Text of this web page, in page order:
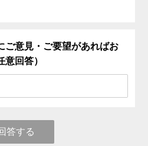
ご意見・ご要望があればお
意回答）
答する